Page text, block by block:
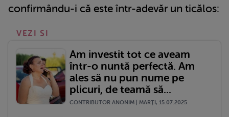
confirmându-i că este într-adevăr un ticălos:
VEZI SI
Am investit tot ce aveam
într-o nuntă perfectă. Am
ales să nu pun nume pe
plicuri, de teamă să...
CONTRIBUTOR ANONIM | MARŢI, 15.07.2025